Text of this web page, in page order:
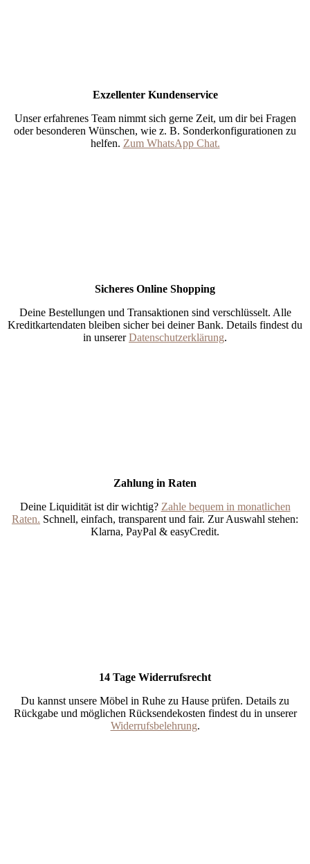
Exzellenter Kundenservice
Unser erfahrenes Team nimmt sich gerne Zeit, um dir bei Fragen
oder besonderen Wünschen, wie z. B. Sonderkonfigurationen zu
helfen. Zum WhatsApp Chat.
Sicheres Online Shopping
Deine Bestellungen und Transaktionen sind verschlüsselt. Alle
Kreditkartendaten bleiben sicher bei deiner Bank. Details findest du
in unsererDatenschutzerklärung.
Zahlung in Raten
Deine Liquidität ist dir wichtig? Zahle bequem in monatlichen
Raten. Schnell, einfach, transparent und fair. Zur Auswahl stehen:
Klarna, PayPal & easyCredit.
14 Tage Widerrufsrecht
Du kannst unsere Möbel in Ruhe zu Hause prüfen. Details zu
Rückgabe und möglichen Rücksendekosten findest du in unserer
Widerrufsbelehrung.